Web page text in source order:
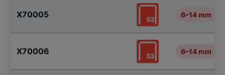
X70005 6–14 mm
X70006 6–14 mm